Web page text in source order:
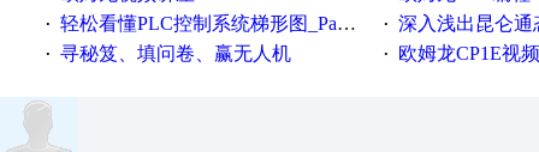
· 轻松看懂PLC控制系统梯形图_Part5.pdf · 深入浅出昆仑通态
· 寻秘笈、填问卷、赢无人机 · 欧姆龙CP1E视频教